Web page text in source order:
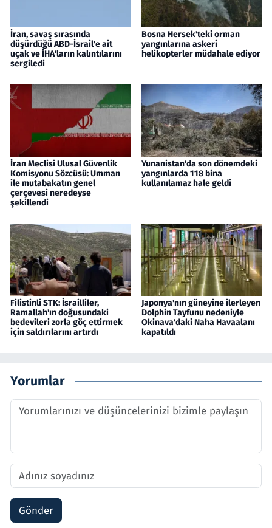
İran, savaş sırasında
düşürdüğü ABD-İsrail'e ait
uçak ve İHA'ların kalıntılarını
sergiledi
Bosna Hersek'teki orman
yangınlarına askeri
helikopterler müdahale ediyor
İran Meclisi Ulusal Güvenlik
Komisyonu Sözcüsü: Umman
ile mutabakatın genel
çerçevesi neredeyse
şekillendi
Yunanistan'da son dönemdeki
yangınlarda 118 bina
kullanılamaz hale geldi
Filistinli STK: İsrailliler,
Ramallah'ın doğusundaki
bedevileri zorla göç ettirmek
için saldırılarını artırdı
Japonya'nın güneyine ilerleyen
Dolphin Tayfunu nedeniyle
Okinava'daki Naha Havaalanı
kapatıldı
Yorumlar
Gönder